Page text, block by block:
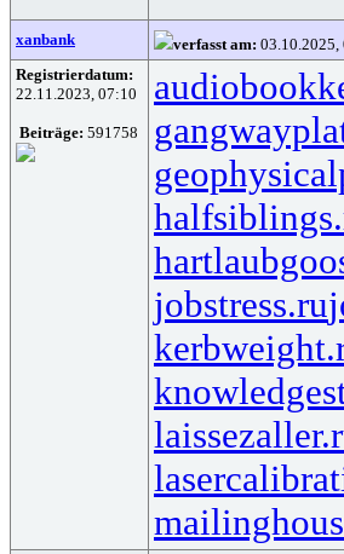
xanbank verfasst am: 03.10.2025,
Registrierdatum:
22.11.2023, 07:10
Beiträge: 591758
jobstress.ru